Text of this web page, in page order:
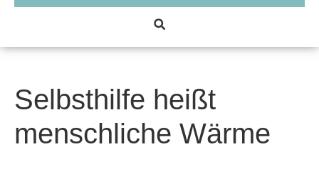
Selbsthilfe heißt
menschliche Wärme